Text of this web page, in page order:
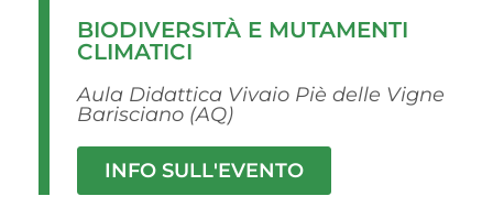
BIODIVERSITÀ E MUTAMENTI
CLIMATICI
Aula Didattica Vivaio Piè delle Vigne
Barisciano (AQ)
INFO SULL'EVENTO